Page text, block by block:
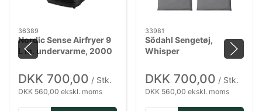
36389
Nordic Sense Airfryer 9
L m. undervarme, 2000
watt i sort
DKK 700,00 / Stk.
DKK 560,00 ekskl. moms
33981
Södahl Sengetøj,
Whisper
DKK 700,00 / Stk.
DKK 560,00 ekskl. moms